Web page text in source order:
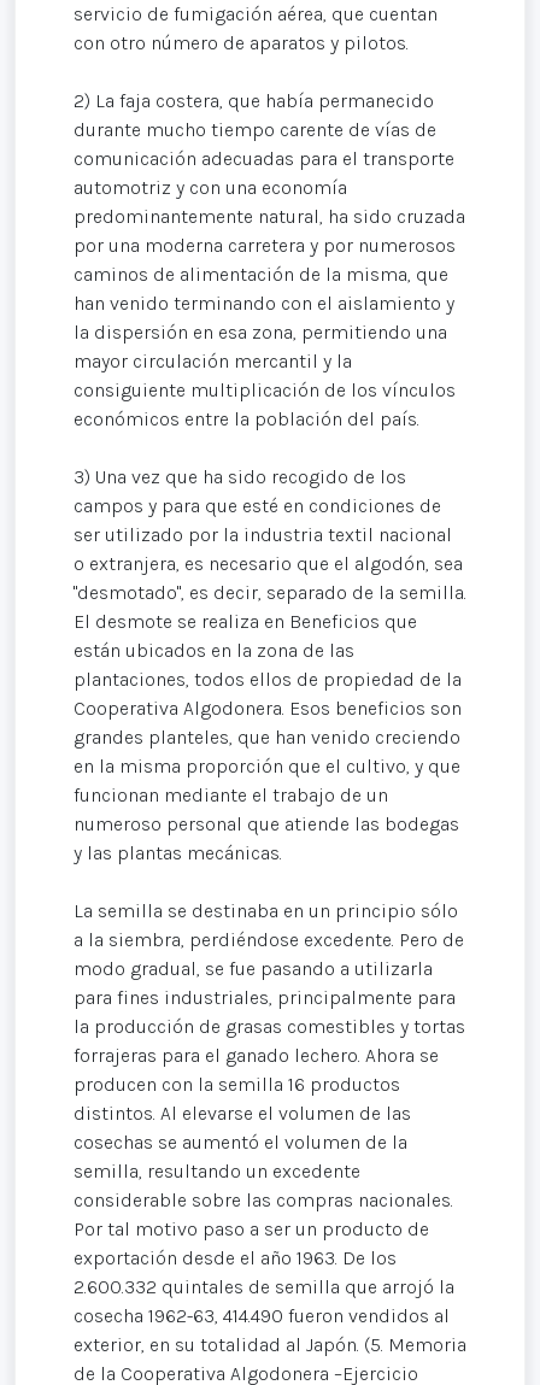
servicio de fumigación aérea, que cuentan
con otro número de aparatos y pilotos.
2) La faja costera, que había permanecido
durante mucho tiempo carente de vías de
comunicación adecuadas para el transporte
automotriz y con una economía
predominantemente natural, ha sido cruzada
por una moderna carretera y por numerosos
caminos de alimentación de la misma, que
han venido terminando con el aislamiento y
la dispersión en esa zona, permitiendo una
mayor circulación mercantil y la
consiguiente multiplicación de los vínculos
económicos entre la población del país.
3) Una vez que ha sido recogido de los
campos y para que esté en condiciones de
ser utilizado por la industria textil nacional
o extranjera, es necesario que el algodón, sea
"desmotado", es decir, separado de la semilla.
El desmote se realiza en Beneficios que
están ubicados en la zona de las
plantaciones, todos ellos de propiedad de la
Cooperativa Algodonera. Esos beneficios son
grandes planteles, que han venido creciendo
en la misma proporción que el cultivo, y que
funcionan mediante el trabajo de un
numeroso personal que atiende las bodegas
y las plantas mecánicas.
La semilla se destinaba en un principio sólo
a la siembra, perdiéndose excedente. Pero de
modo gradual, se fue pasando a utilizarla
para fines industriales, principalmente para
la producción de grasas comestibles y tortas
forrajeras para el ganado lechero. Ahora se
producen con la semilla 16 productos
distintos. Al elevarse el volumen de las
cosechas se aumentó el volumen de la
semilla, resultando un excedente
considerable sobre las compras nacionales.
Por tal motivo paso a ser un producto de
exportación desde el año 1963. De los
2.600.332 quintales de semilla que arrojó la
cosecha 1962-63, 414.490 fueron vendidos al
exterior, en su totalidad al Japón. (5. Memoria
de la Cooperativa Algodonera –Ejercicio